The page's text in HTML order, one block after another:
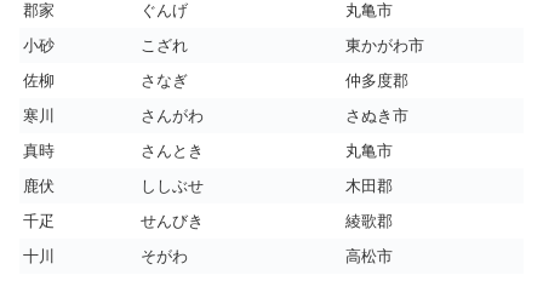
郡家
ぐんげ
丸亀市
小砂
こざれ
東かがわ市
佐柳
さなぎ
仲多度郡
寒川
さんがわ
さぬき市
真時
さんとき
丸亀市
鹿伏
ししぶせ
木田郡
千疋
せんびき
綾歌郡
十川
そがわ
高松市